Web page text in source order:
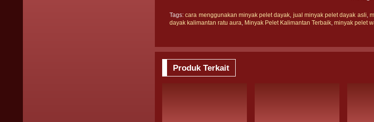
Tags:cara menggunakan minyak pelet dayak, jual minyak pelet dayak asli,
dayak kalimantan ratu aura, Minyak Pelet Kalimantan Terbaik,minyak pelet
Produk Terkait